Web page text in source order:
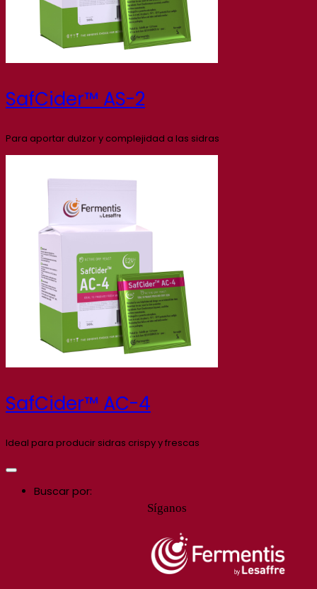
SafCider™ AS-2
Para aportar dulzor y complejidad a las sidras
SafCider™ AC-4
Ideal para producir sidras crispy y frescas
Síganos
Buscar por: